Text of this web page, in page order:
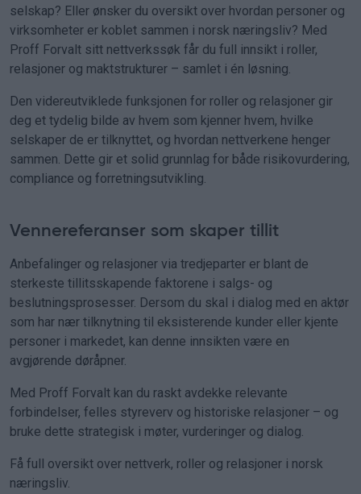
selskap? Eller ønsker du oversikt over hvordan personer og
virksomheter er koblet sammen i norsk næringsliv? Med
Proff Forvalt sitt nettverkssøk får du full innsikt i roller,
relasjoner og maktstrukturer – samlet i én løsning.
Den videreutviklede funksjonen for roller og relasjoner gir
deg et tydelig bilde av hvem som kjenner hvem, hvilke
selskaper de er tilknyttet, og hvordan nettverkene henger
sammen. Dette gir et solid grunnlag for både risikovurdering,
compliance og forretningsutvikling.
Vennereferanser som skaper tillit
Anbefalinger og relasjoner via tredjeparter er blant de
sterkeste tillitsskapende faktorene i salgs- og
beslutningsprosesser. Dersom du skal i dialog med en aktør
som har nær tilknytning til eksisterende kunder eller kjente
personer i markedet, kan denne innsikten være en
avgjørende døråpner.
Med Proff Forvalt kan du raskt avdekke relevante
forbindelser, felles styreverv og historiske relasjoner – og
bruke dette strategisk i møter, vurderinger og dialog.
Få full oversikt over nettverk, roller og relasjoner i norsk
næringsliv.